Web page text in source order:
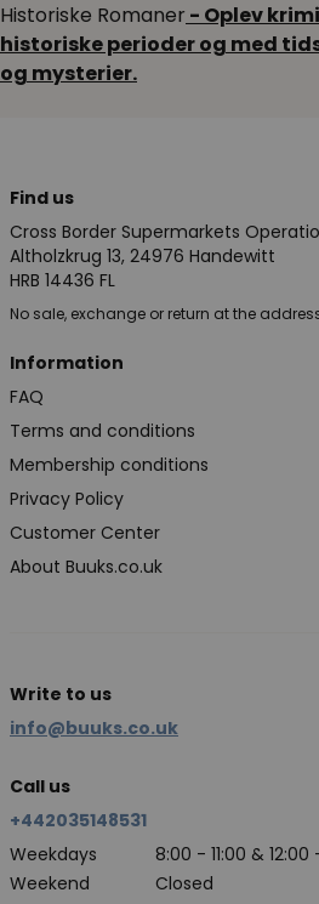
Historiske Romaner - Oplev
historiske perioder og med
og mysterier.
Find us
Cross Border Supermarkets
Altholzkrug 13, 24976 Handewitt
HRB 14436 FL
No sale, exchange or return at the
Information
FAQ
Terms and conditions
Membership conditions
Privacy Policy
Customer Center
About Buuks.co.uk
Write to us
info@buuks.co.uk
Call us
+442035148531
Weekdays
8:00 - 11:00 & 12:00
Weekend
Closed